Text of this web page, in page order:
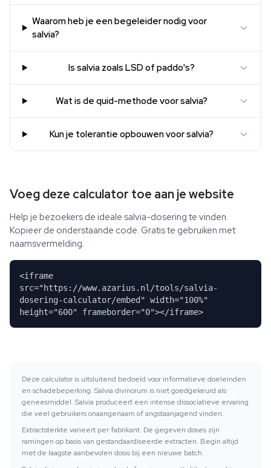
Waarom heb je een begeleider nodig voor
salvia?
Is salvia zoals LSD of paddo's?
Wat is de quid-methode voor salvia?
Kun je tolerantie opbouwen voor salvia?
Voeg deze calculator toe aan je website
Help je bezoekers de ideale salvia-dosering te vinden.
Kopieer de onderstaande code. Gratis te gebruiken met
naamsvermelding.
<iframe
src="https://www.azarius.nl/tools/salvia-
dosering-calculator/embed" width="100%"
height="600" frameborder="0"></iframe>
Deze calculator is uitsluitend bedoeld voor informatieve doeleinden
en schadebeperking. Salvia divinorum is niet goedgekeurd als
geneesmiddel. Salvia produceert een intense dissociatieve ervaring
die veel gebruikers onaangenaam of angstaanjagend vinden.
Extractsterkte varieert per fabrikant. De gegeven doses zijn
ramingen op basis van gestandaardiseerde extracten. Begin altijd
met de laagste aanbevolen dosis bij een nieuwe batch.